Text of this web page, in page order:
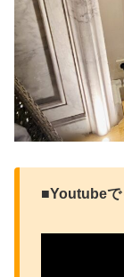
■Youtubeで